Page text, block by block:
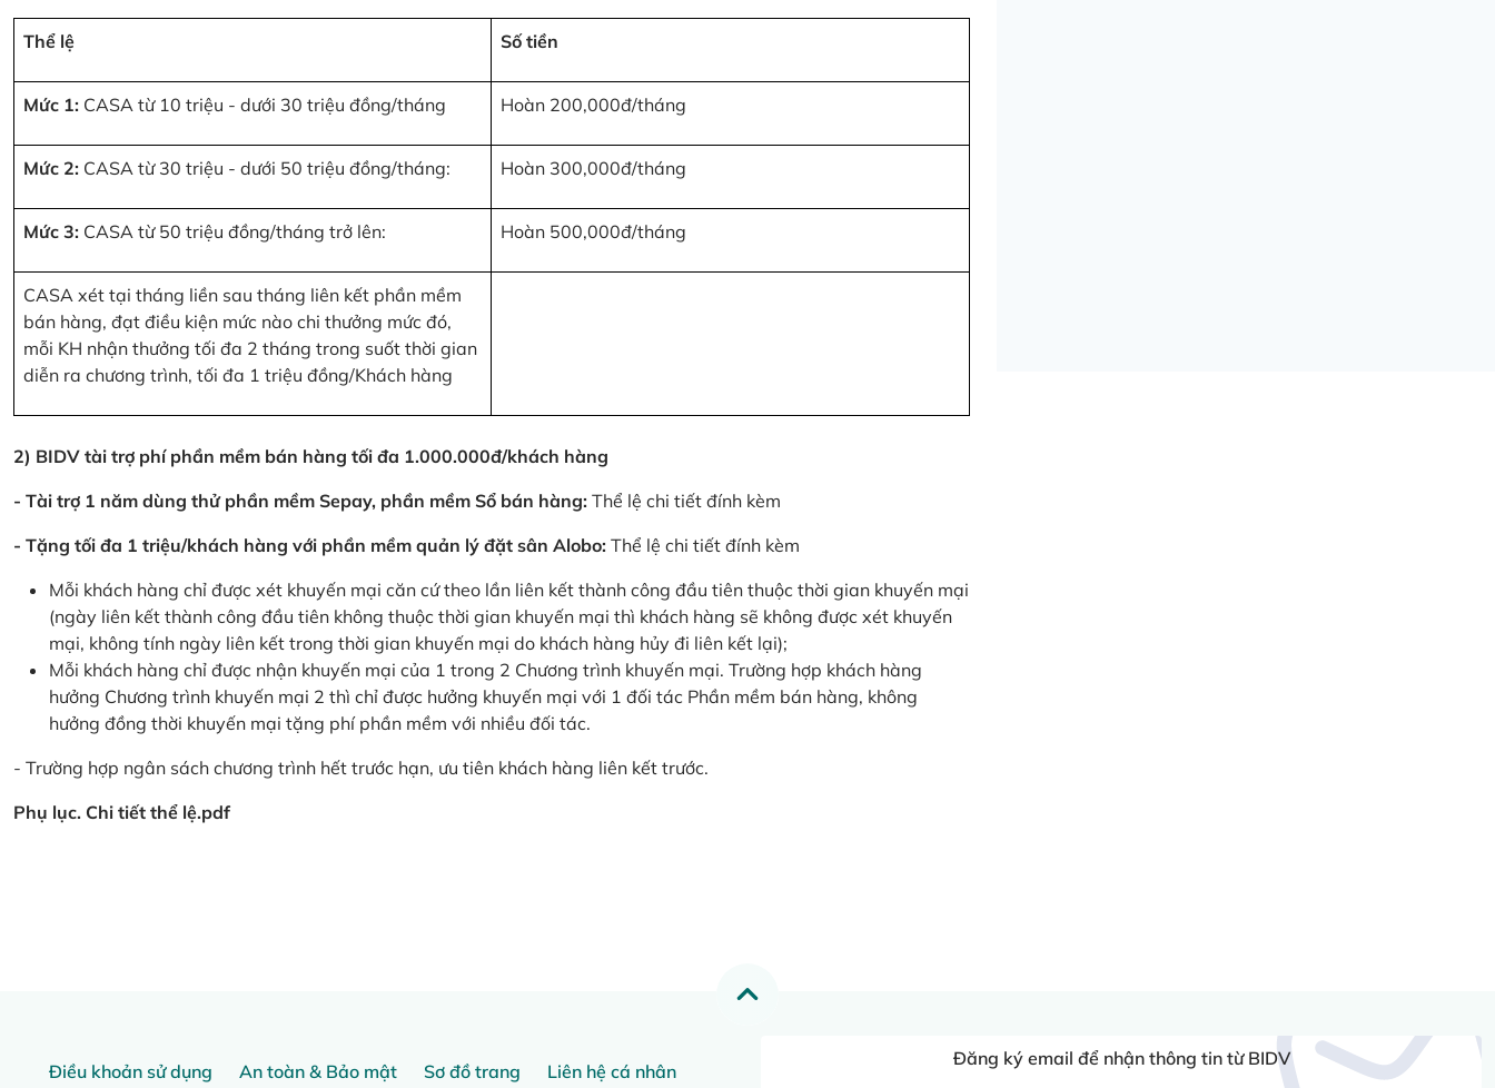
Thể lệ Số tiền
Mức 1: CASA từ 10 triệu - dưới 30 triệu đồng/tháng Hoàn 200,000đ/tháng
Mức 2: CASA từ 30 triệu - dưới 50 triệu đồng/tháng: Hoàn 300,000đ/tháng
Mức 3: CASA từ 50 triệu đồng/tháng trở lên: Hoàn 500,000đ/tháng
CASA xét tại tháng liền sau tháng liên kết phần mềm
bán hàng, đạt điều kiện mức nào chi thưởng mức đó,
mỗi KH nhận thưởng tối đa 2 tháng trong suốt thời gian
diễn ra chương trình, tối đa 1 triệu đồng/Khách hàng
2) BIDV tài trợ phí phần mềm bán hàng tối đa 1.000.000đ/khách hàng
- Tài trợ 1 năm dùng thử phần mềm Sepay, phần mềm Sổ bán hàng: Thể lệ chi tiết đính kèm
- Tặng tối đa 1 triệu/khách hàng với phần mềm quản lý đặt sân Alobo: Thể lệ chi tiết đính kèm
Mỗi khách hàng chỉ được xét khuyến mại căn cứ theo lần liên kết thành công đầu tiên thuộc thời gian khuyến mại
(ngày liên kết thành công đầu tiên không thuộc thời gian khuyến mại thì khách hàng sẽ không được xét khuyến
mại, không tính ngày liên kết trong thời gian khuyến mại do khách hàng hủy đi liên kết lại);
Mỗi khách hàng chỉ được nhận khuyến mại của 1 trong 2 Chương trình khuyến mại. Trường hợp khách hàng
hưởng Chương trình khuyến mại 2 thì chỉ được hưởng khuyến mại với 1 đối tác Phần mềm bán hàng, không
hưởng đồng thời khuyến mại tặng phí phần mềm với nhiều đối tác.
- Trường hợp ngân sách chương trình hết trước hạn, ưu tiên khách hàng liên kết trước.
Phụ lục. Chi tiết thể lệ.pdf
Điều khoản sử dụng An toàn & Bảo mật Sơ đồ trang
Liên hệ cá nhân
Đăng ký email để nhận thông tin từ BIDV